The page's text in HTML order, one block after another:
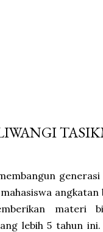
materi
lebih 5 tahun